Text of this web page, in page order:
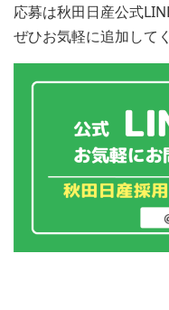
応募は秋田日産公式
ぜひお気軽に追加して